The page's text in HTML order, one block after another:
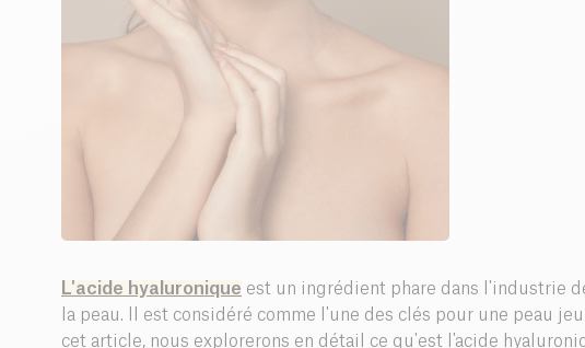
L'acide hyaluronique est un ingrédient phare dans l'industrie
la peau. Il est considéré comme l'une des clés pour une peau
cet article, nous explorerons en détail ce qu'est l'acide